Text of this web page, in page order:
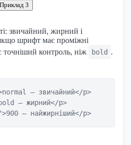
Приклад 3
звичайний, жирний і
шрифт має проміжні
точніший контроль, ніж
bold .
— звичайний</p>
— жирний</p>
— найжирніший</p>